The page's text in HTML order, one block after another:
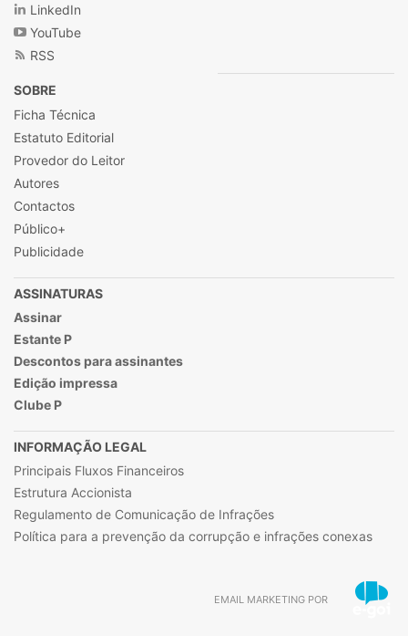
LinkedIn
YouTube
RSS
SOBRE
Ficha Técnica
Estatuto Editorial
Provedor do Leitor
Autores
Contactos
Público+
Publicidade
ASSINATURAS
Assinar
Estante P
Descontos para assinantes
Edição impressa
Clube P
INFORMAÇÃO LEGAL
Principais Fluxos Financeiros
Estrutura Accionista
Regulamento de Comunicação de Infrações
Política para a prevenção da corrupção e infrações conexas
EMAIL MARKETING POR